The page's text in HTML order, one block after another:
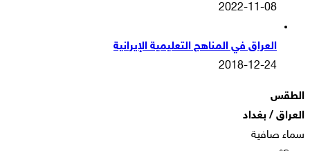
2022-11-08
العراق في المناهج التعليمية الإيرانية
2018-12-24
الطقس
العراق / بغداد
سماء صافية